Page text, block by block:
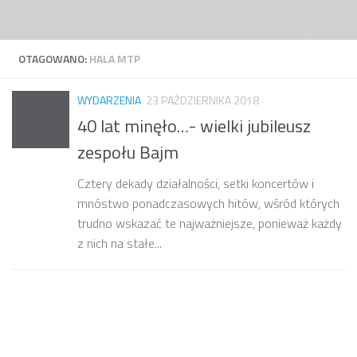
OTAGOWANO:HALA MTP
WYDARZENIA 23 PAŹDZIERNIKA 2018
40 lat minęło…- wielki jubileusz
zespołu Bajm
Cztery dekady działalności, setki koncertów i
mnóstwo ponadczasowych hitów, wśród których
trudno wskazać te najważniejsze, ponieważ każdy
z nich na stałe...